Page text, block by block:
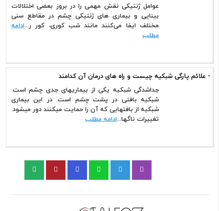
عوامل ژنتیکی نقش مهمی را در بروز بعضی اختلالات
بینایی و بیماری های ژنتیکی چشم در مقاطع سنی
مختلف ایفا می‌کنند مانند شب کوری، کور ر...ادامه
مطلب
- علائم پارگی شبکیه چیست و راه های درمان آن کدامند
جداشدگی شبکیه یکی از بیماریهای جدی چشم است.
شبکیه بافتی در پشت چشم است. در این بیماری
شبکیه از بافتهایی که آن را حمایت میکنند دور میشود.
تغییرات ناگها...ادامه مطلب